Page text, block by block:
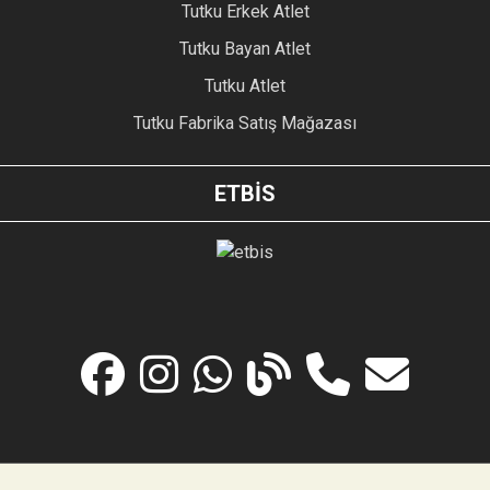
Tutku Erkek Atlet
Tutku Bayan Atlet
Tutku Atlet
Tutku Fabrika Satış Mağazası
ETBİS